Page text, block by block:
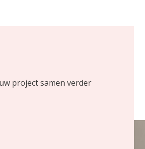
project samen verder